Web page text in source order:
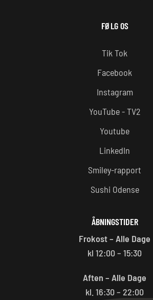
FØLG OS
Tik Tok
Facebook
Instagram
YouTube - TV2
Youtube
LinkedIn
Smiley-rapport
Sushi Odense
ÅBNINGSTIDER
Frokost – Alle Dage
kl 12:00 – 15:30
Aften – Alle Dage
kl. 16:30 – 22:00